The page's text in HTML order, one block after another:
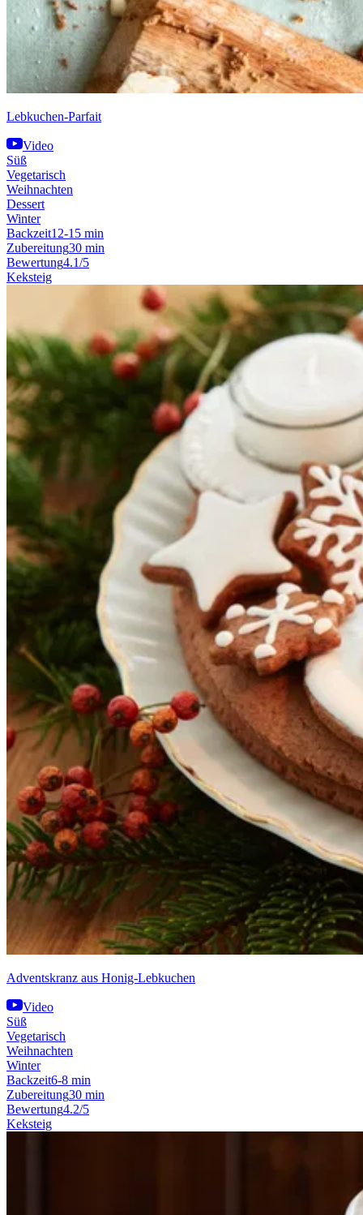
Lebkuchen-Parfait
Video
Süß
Vegetarisch
Weihnachten
Dessert
Winter
Backzeit12-15 min
Zubereitung30 min
Bewertung4.1/5
Keksteig
Adventskranz aus Honig-Lebkuchen
Video
Süß
Vegetarisch
Weihnachten
Winter
Backzeit6-8 min
Zubereitung30 min
Bewertung4.2/5
Keksteig